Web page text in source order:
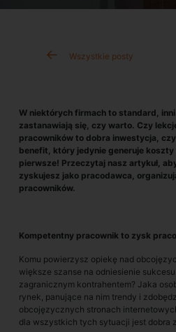
Wszystkie posty
W niektórych firmach to standard,
zastanawiają się, czy warto. Czy
pracowników to dobra inwestycja,
benefit, który jedynie generuje
pierwsze! Przeczytaj nasz artykuł,
zyskujesz jako pracodawca,
pracowników.
Kompetentny pracownik to zysk
Komu powierzysz opiekę nad
większe szanse na odniesienie
zagranicznym kontrahentem? Jaka
rynek, panujące na nim trendy i
obcojęzycznych stronach
dla wszystkich tych sytuacji jest dobra